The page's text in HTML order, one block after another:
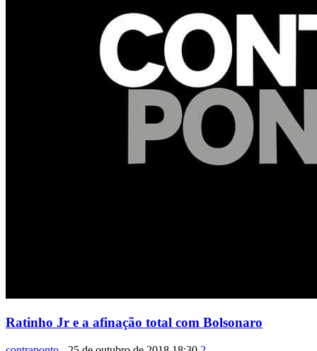
Ratinho Jr e a afinação total com Bolsonaro